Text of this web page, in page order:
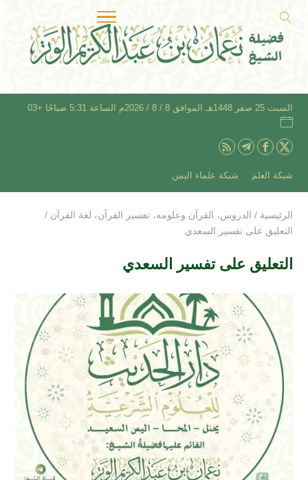
السبت 25 صفر 1448هـ الموافق 8 / 8 / 2026م الساعة 5:31 صباحًا +03
شبكة العلم شبكة علماء اليمن
الرئيسية / الدروس، القرآن وعلومه، تفسير القرآن، لغة القرآن /
التعليق على تفسير السعدي
التعليق على تفسير السعدي